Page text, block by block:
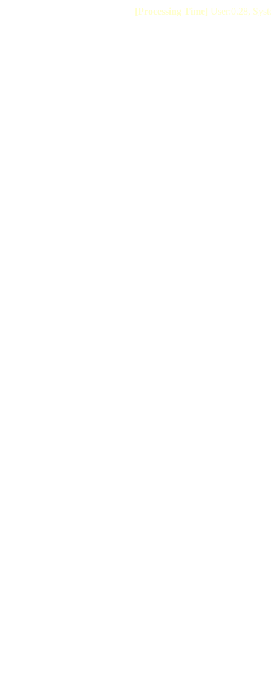
[Processing Time] User:0.28,